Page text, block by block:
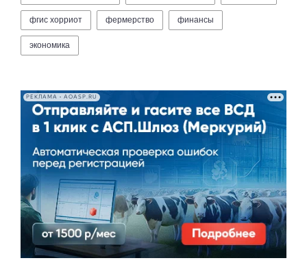
фгис хорриот фермерство финансы
экономика
РЕКЛАМА • AOASP.RU